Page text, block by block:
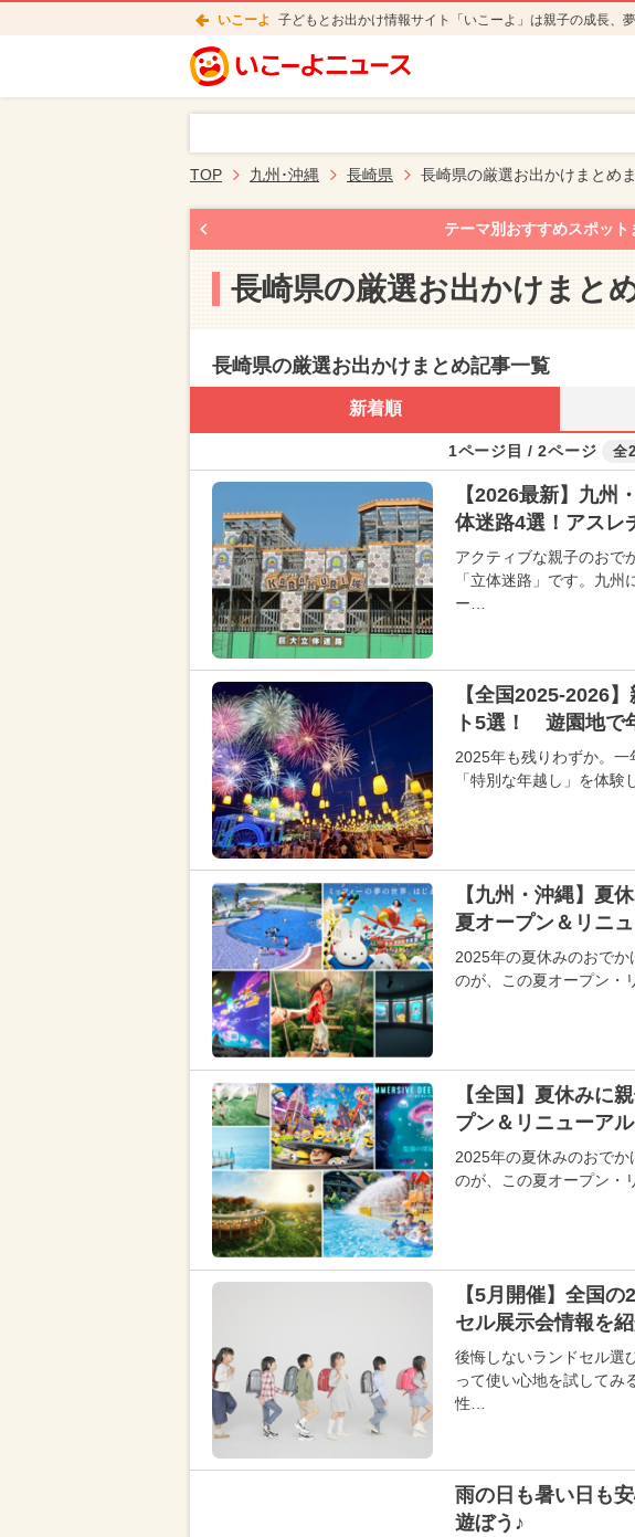
いこーよ 子どもとお出かけ情報サイト「いこーよ」は親子の成長、
TOP 九州･沖縄 長崎県 長崎県の厳選お出かけまとめ
テーマ別おすすめスポット
長崎県の厳選お出かけまと
長崎県の厳選お出かけまとめ記事一覧
新着順
1ページ目 / 2ページ 全
【2026最新】九州
体迷路4選！アスレ
アクティブな親子のおで
「立体迷路」です。九
ー…
【全国2025-2026
ト5選！ 遊園地で
2025年も残りわずか。
「特別な年越し」を体
【九州・沖縄】夏
夏オープン＆リニ
2025年の夏休みのおで
のが、この夏オープン・
【全国】夏休みに
プン＆リニューア
2025年の夏休みのおで
のが、この夏オープン・
【5月開催】全国
セル展示会情報を
後悔しないランドセル選
って使い心地を試してみ
性…
雨の日も暑い日も
遊ぼう♪